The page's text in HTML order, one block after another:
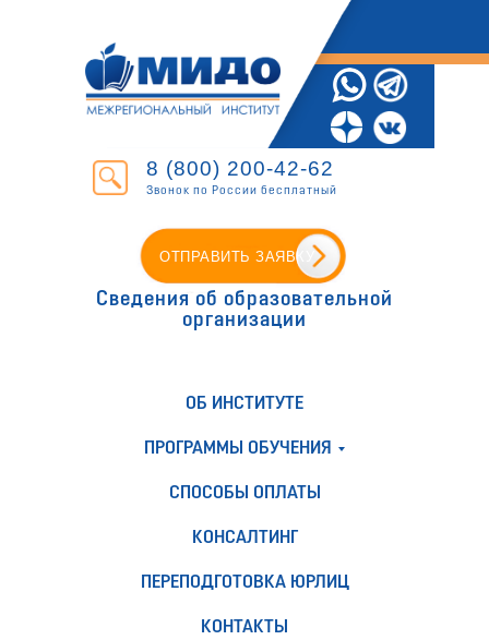
8 (800) 200-42-62
Звонок по России бесплатный
ОТПРАВИТЬ ЗАЯВКУ
Сведения об образовательной
организации
ОБ ИНСТИТУТЕ
ПРОГРАММЫ ОБУЧЕНИЯ
СПОСОБЫ ОПЛАТЫ
КОНСАЛТИНГ
ПЕРЕПОДГОТОВКА ЮРЛИЦ
КОНТАКТЫ